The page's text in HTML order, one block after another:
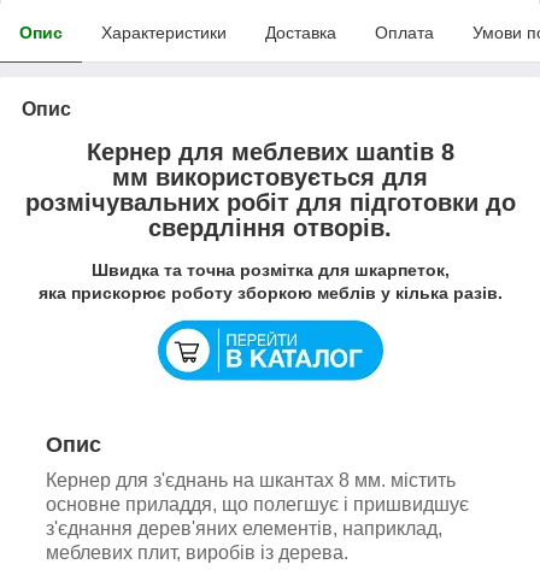
Опис Характеристики Доставка Оплата Умови
Опис
Кернер для меблевих шantів 8
мм використовується для
розмічувальних робіт для підготовки до
свердління отворів.
Швидка та точна розмітка для шкарпеток,
яка прискорює роботу зборкою меблів у кілька разів.
Опис
Кернер для з'єднань на шкантах 8 мм. містить
основне приладдя, що полегшує і пришвидшує
з'єднання дерев'яних елементів, наприклад,
меблевих плит, виробів із дерева.